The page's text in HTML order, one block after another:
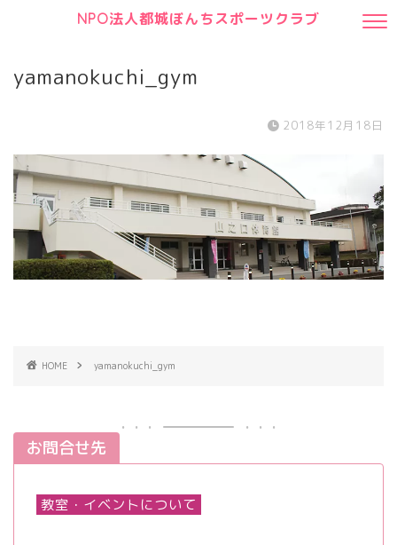
NPO法人都城ぼんちスポーツクラブ
yamanokuchi_gym
2018年12月18日
HOME yamanokuchi_gym
お問合せ先
教室・イベントについて